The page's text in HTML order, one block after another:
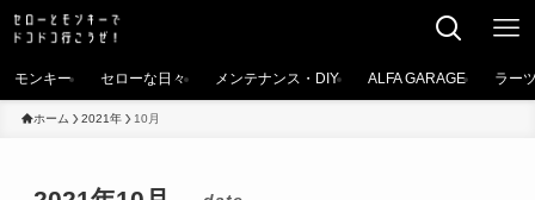
モンキー セローな日々 メンテナンス・DIY ALFA GARAGE ラー
ホーム 2021年 10月